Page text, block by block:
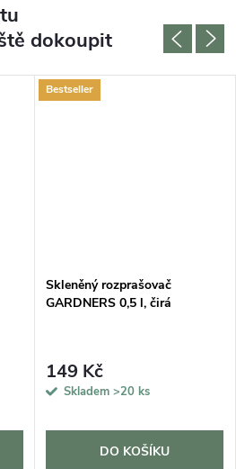
dokoupit
Bestseller
Skleněný rozprašovač
GARDNERS 0,5 l, čirá
149 Kč
Skladem >20 ks
DO KOŠÍKU